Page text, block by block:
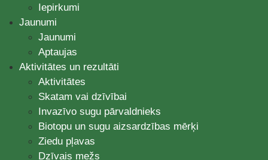
Iepirkumi
Jaunumi
Jaunumi
Aptaujas
Aktivitātes un rezultāti
Aktivitātes
Skatam vai dzīvībai
Invazīvo sugu pārvaldnieks
Biotopu un sugu aizsardzības mērķi
Ziedu pļavas
Dzīvais mežs